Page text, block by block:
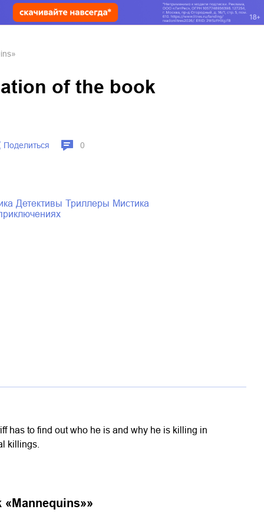
of the book
Поделиться 0
детективы триллеры
мистика
has to find out who he is and why he is killing in
killings.
»